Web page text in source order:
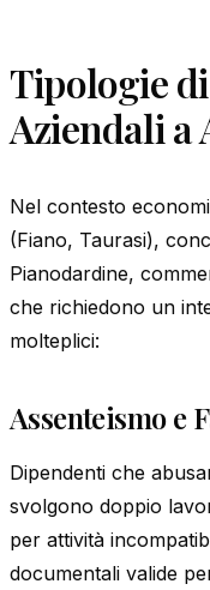
Tipologie
Aziendali a
Nel contesto
(Fiano, Taurasi),
Pianodardine,
che richiedono un
molteplici:
Assenteismo e
Dipendenti che
svolgono doppio
per attività
documentali valide